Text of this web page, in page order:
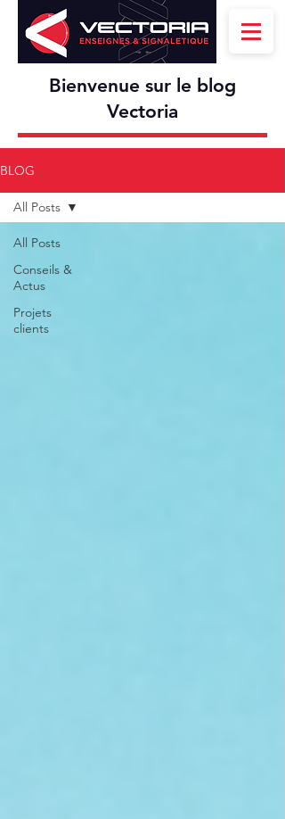
Bienvenue sur le blog
Vectoria
BLOG
All Posts
Conseils &
Actus
Projets
clients
All Posts